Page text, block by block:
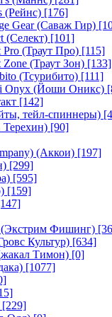
(Рейнс) [176]
Gear (Саваж Гир)
(Селект) [101]
(Траут Про) [115]
(Траут Зон) [133]
(Тсурибито) [111]
Onyx (Йоши Оникс)
[142]
тейл-спиннеры)
[90]
(Аккои) [197]
[299]
[595]
[159]
(Экстрим Фишинг)
Культур) [634]
Тимон) [0]
[1077]
[229]